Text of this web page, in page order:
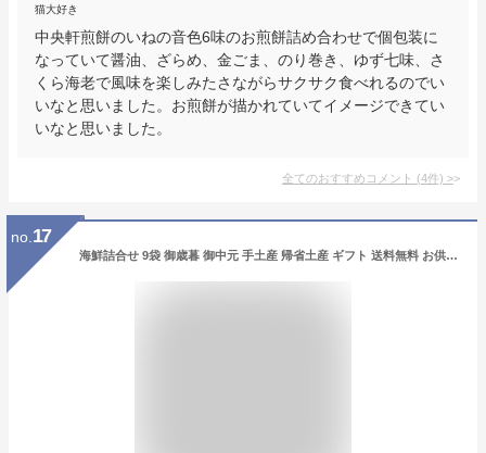
猫大好き
中央軒煎餅のいねの音色6味のお煎餅詰め合わせで個包装に
なっていて醤油、ざらめ、金ごま、のり巻き、ゆず七味、さ
くら海老で風味を楽しみたさながらサクサク食べれるのでい
いなと思いました。お煎餅が描かれていてイメージできてい
いなと思いました。
全てのおすすめコメント (4件) >
no. 17
海鮮詰合せ 9袋 御歳暮 御中元 手土産 帰省土産 ギフト 送料無料 お供え 御礼 個包装